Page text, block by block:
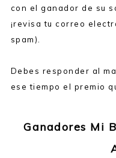
con el ganador de su
¡revisa tu correo
spam).
Debes responder al
ese tiempo el premio
Ganadores Mi